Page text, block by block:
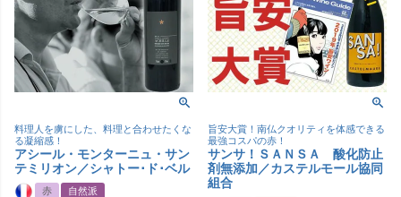
料理人を虜にした、料理と合わせたくな
る凝縮感！
アシール・モンターニュ・サン
テミリオン／シャトー･ド･ベル
赤
自然派
旨安大賞！南仏クオリティを体感できる
最強コスパの赤！
サンサ！ＳＡＮＳＡ 酸化防止
剤無添加／カステルモール協同
組合